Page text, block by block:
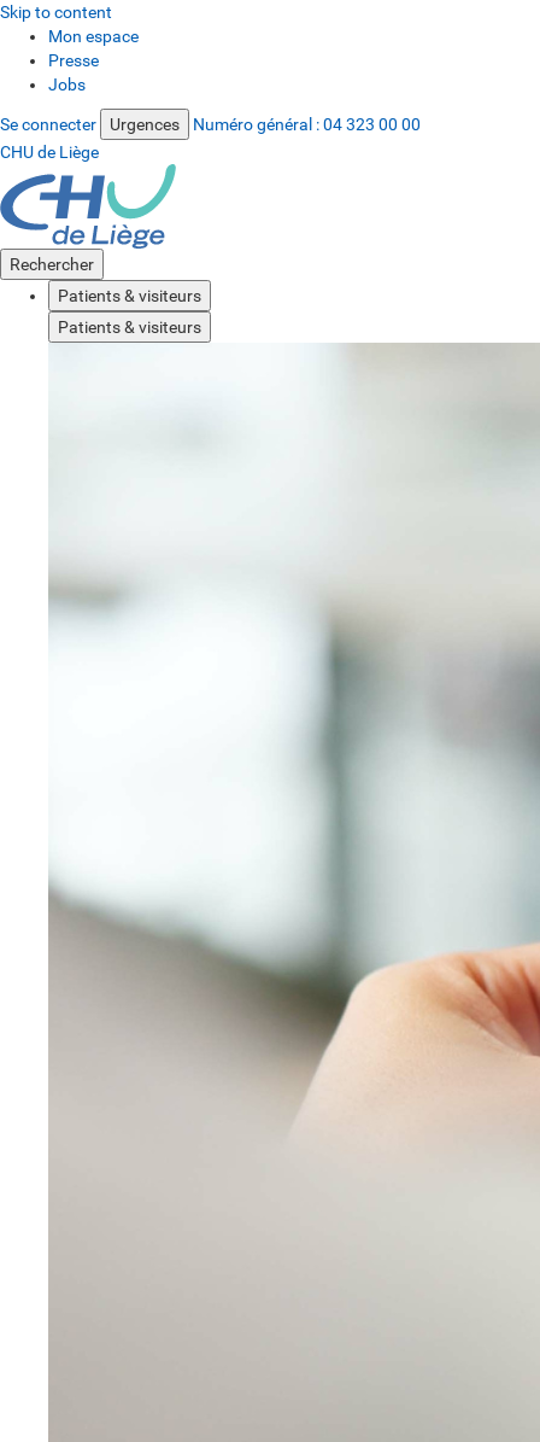
Skip to content
Mon espace
Presse
Jobs
Se connecter Urgences Numéro général :04 323 00 00
CHU de Liège
Rechercher
Patients & visiteurs
Patients & visiteurs